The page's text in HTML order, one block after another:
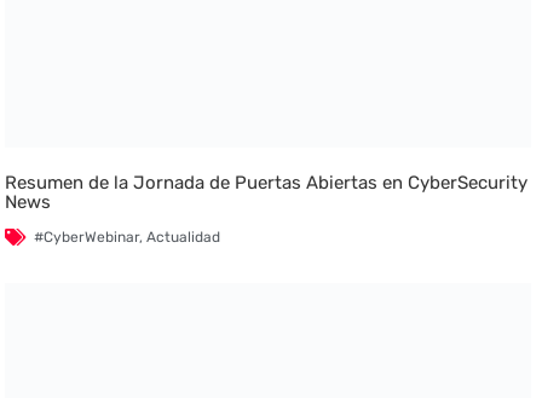
Resumen de la Jornada de Puertas Abiertas en CyberSecurity
News
#CyberWebinar,Actualidad